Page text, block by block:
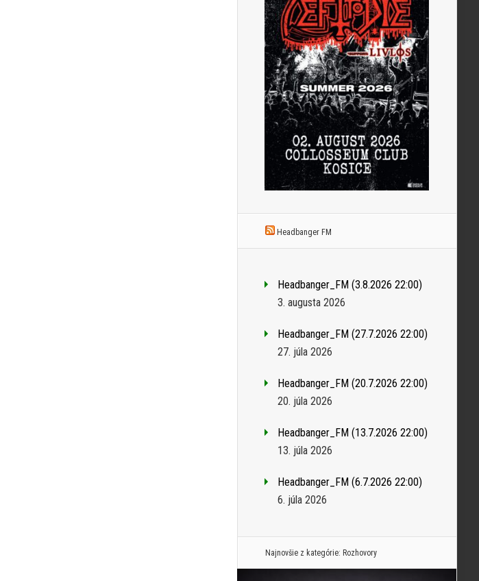
Headbanger FM
Headbanger_FM (3.8.2026 22:00)
3. augusta 2026
Headbanger_FM (27.7.2026 22:00)
27. júla 2026
Headbanger_FM (20.7.2026 22:00)
20. júla 2026
Headbanger_FM (13.7.2026 22:00)
13. júla 2026
Headbanger_FM (6.7.2026 22:00)
6. júla 2026
Najnovšie z kategórie: Rozhovory